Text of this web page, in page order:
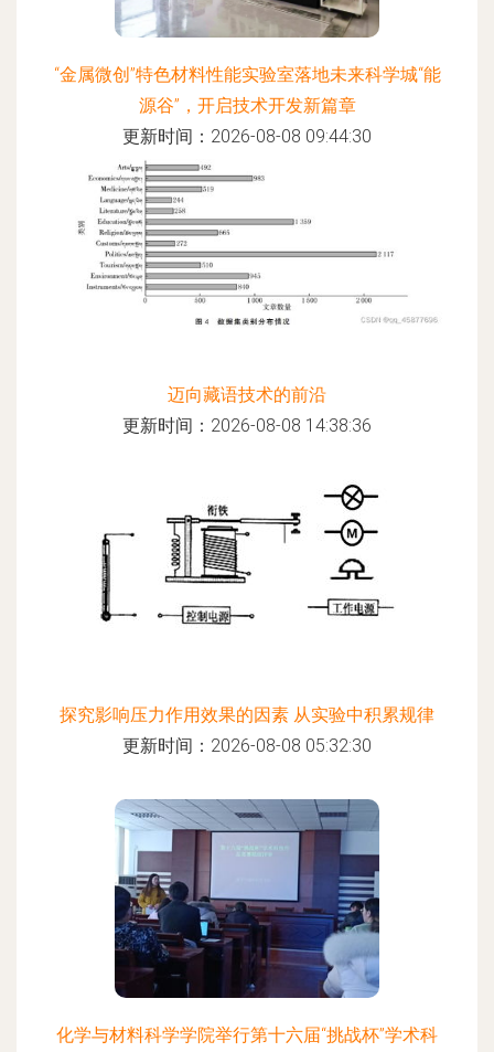
“金属微创”特色材料性能实验室落地未来科学城“能
源谷”，开启技术开发新篇章
更新时间：2026-08-08 09:44:30
迈向藏语技术的前沿
更新时间：2026-08-08 14:38:36
探究影响压力作用效果的因素 从实验中积累规律
更新时间：2026-08-08 05:32:30
化学与材料科学学院举行第十六届“挑战杯”学术科